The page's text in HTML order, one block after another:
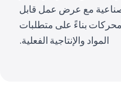
مع عرض عمل قابل
محركات بناءً على متطلبات
المواد والإنتاجية الفعلية.